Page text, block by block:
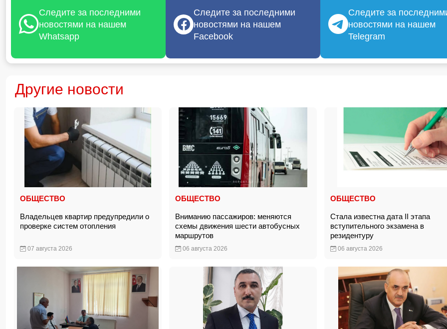
Следите за последними
новостями на нашем
Whatsapp
Следите за последними
новостями на нашем
Facebook
Следите за
новостями на нашем
Telegram
Другие новости
ОБЩЕСТВО
Владельцев квартир предупредили о
проверке систем отопления
07 августа 2026
ОБЩЕСТВО
Вниманию пассажиров: меняются
схемы движения шести автобусных
маршрутов
06 августа 2026
ОБЩЕСТВО
Стала известна дата II этапа
вступительного экзамена в
резидентуру
06 августа 2026